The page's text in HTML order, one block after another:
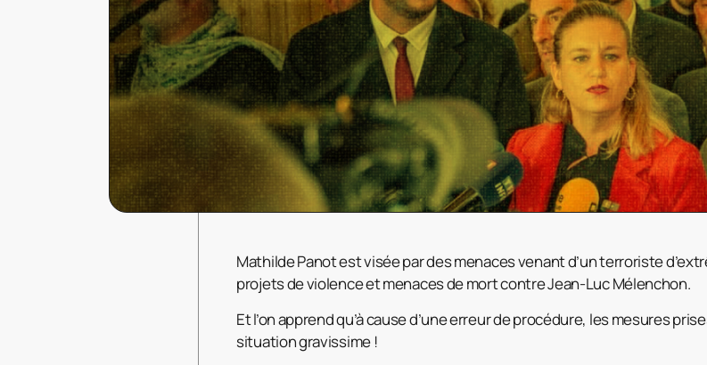
Mathilde Panot est visée par des menaces venant d’un terroriste
projets de violence et menaces de mort contre Jean-Luc Mélenchon.
Et l’on apprend qu’à cause d’une erreur de procédure, les mesures
situation gravissime !